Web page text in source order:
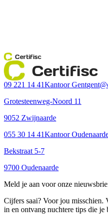
Certifisc
Certifisc
09 221 14 41Kantoor Gent
Grotesteenweg-Noord 11
9052 Zwijnaarde
055 30 14 41Kantoor
Bekstraat 5-7
9700 Oudenaarde
Meld je aan voor onze
Cijfers saai? Voor jou misschien.
in en ontvang nuchtere tips die